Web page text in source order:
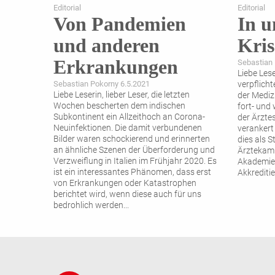
Editorial
Von Pandemien
und anderen
Erkrankungen
Sebastian Pokorny 6.5.2021
Liebe Leserin, lieber Leser, die letzten
Wochen bescherten dem indischen
Subkontinent ein Allzeithoch an Corona-
Neuinfektionen. Die damit verbundenen
Bilder waren schockierend und erinnerten
an ähnliche Szenen der Überforderung und
Verzweiflung in Italien im Frühjahr 2020. Es
ist ein interessantes Phänomen, dass erst
von Erkrankungen oder Katastrophen
berichtet wird, wenn diese auch für uns
bedrohlich werden...
Editorial
In
Sebastian
Liebe
der
fort- und
der
dies als